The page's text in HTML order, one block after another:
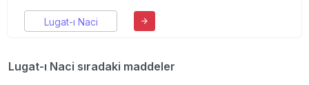
Lugat-ı Naci
Lugat-ı Naci sıradaki maddeler